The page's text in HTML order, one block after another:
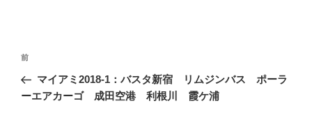
投
ナ
前
の
前
マイアミ2018-1：バスタ新宿 リムジンバス ポーラ
ーエアカーゴ 成田空港 利根川 霞ケ浦